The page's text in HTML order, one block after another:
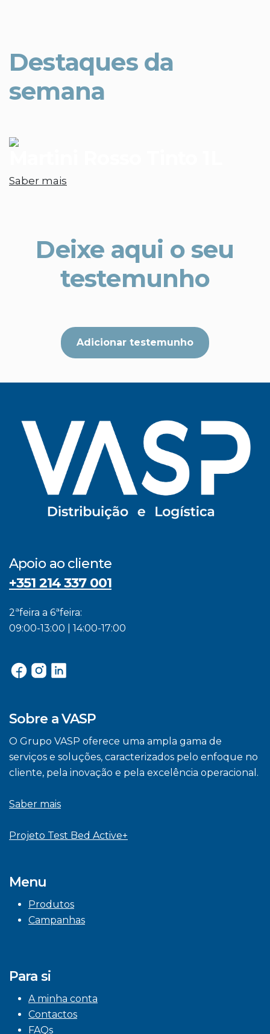
Destaques da
semana
Saber mais
Deixe aqui o seu
testemunho
Adicionar testemunho
Apoio ao cliente
+351 214 337 001
2ªfeira a 6ªfeira:
09:00-13:00 | 14:00-17:00
Sobre a VASP
O Grupo VASP oferece uma ampla gama de
serviços e soluções, caracterizados pelo enfoque no
cliente, pela inovação e pela excelência operacional.
Saber mais
Projeto Test Bed Active+
Menu
Produtos
Campanhas
Para si
A minha conta
Contactos
FAQs